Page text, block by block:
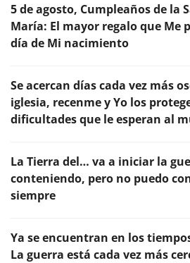
5 de agosto, Cumpleaños de la
María: El mayor regalo que Me
día de Mi nacimiento
Se acercan días cada vez más
iglesia, recenme y Yo los
dificultades que le esperan al
La Tierra del… va a iniciar la
conteniendo, pero no puedo
siempre
Ya se encuentran en los
La guerra está cada vez más